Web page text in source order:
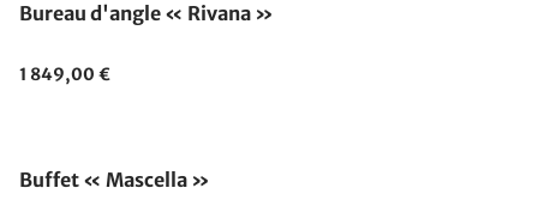
Bureau d'angle « Rivana »
1 849,00 €
Buffet « Mascella »